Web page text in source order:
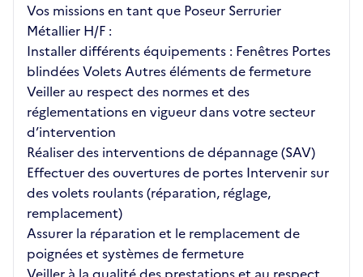
Vos missions en tant que Poseur Serrurier
Métallier H/F :
Installer différents équipements : Fenêtres Portes
blindées Volets Autres éléments de fermeture
Veiller au respect des normes et des
réglementations en vigueur dans votre secteur
d’intervention
Réaliser des interventions de dépannage (SAV)
Effectuer des ouvertures de portes Intervenir sur
des volets roulants (réparation, réglage,
remplacement)
Assurer la réparation et le remplacement de
poignées et systèmes de fermeture